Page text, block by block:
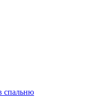
спальню